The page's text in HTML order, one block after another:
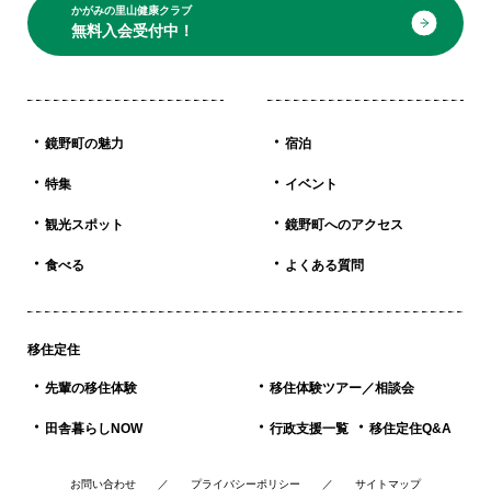
かがみの里山健康クラブ
無料入会受付中！
鏡野町の魅力
特集
観光スポット
食べる
宿泊
イベント
鏡野町へのアクセス
よくある質問
移住定住
先輩の移住体験
田舎暮らしNOW
移住体験ツアー／相談会
行政支援一覧 移住定住Q&A
お問い合わせ プライバシーポリシー サイトマップ